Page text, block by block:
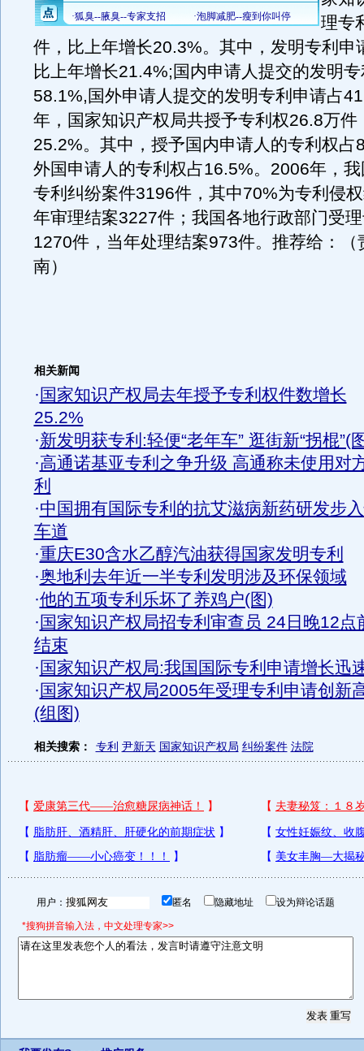
理专
件，比上年增长20.3%。其中，发明专利申
比上年增长21.4%;国内申请人提交的发明
58.1%,国外申请人提交的发明专利申请占
年，国家知识产权局共授予专利权26.8万件
25.2%。其中，授予国内申请人的专利权占
外国申请人的专利权占16.5%。2006年，
专利纠纷案件3196件，其中70%为专利侵
年审理结案3227件；我国各地行政部门受
1270件，当年处理结案973件。推荐给：（
南）
相关新闻
· 国家知识产权局去年授予专利权件数增长
25.2%
·新发明获专利:轻便“老年车” 逛街新“拐棍”(
·高通诺基亚专利之争升级 高通称未使用对
利
·中国拥有国际专利的抗艾滋病新药研发步
车道
·重庆E30含水乙醇汽油获得国家发明专利
·奥地利去年近一半专利发明涉及环保领域
·他的五项专利乐坏了养鸡户(图)
· 国家知识产权局招专利审查员 24日晚12点
结束
· 国家知识产权局:我国国际专利申请增长迅
· 国家知识产权局2005年受理专利申请创新
(组图)
相关搜索： 专利 尹新天 国家知识产权局 纠纷案件 法院
用户： 匿名 隐藏地址 设为辩论话题
*搜狗拼音输入法，中文处理专家>>